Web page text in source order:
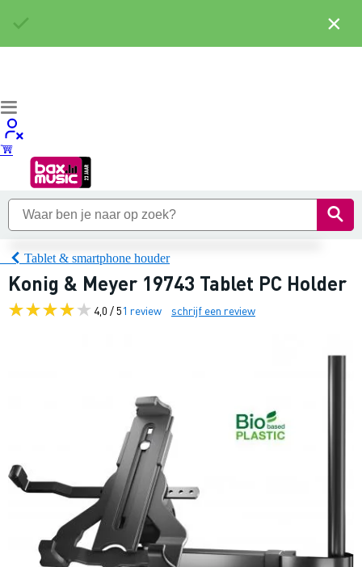
Tablet & smartphone houder
Konig & Meyer 19743 Tablet PC Holder
4,0 / 51 review schrijf een review
×